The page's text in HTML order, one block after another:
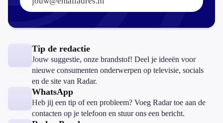
Tip de redactie
Jouw suggestie, onze brandstof! Deel je ideeën voor
nieuwe consumenten onderwerpen op televisie, socials
en de site van Radar.
WhatsApp
Heb jij een tip of een probleem? Voeg Radar toe aan de
contacten op je telefoon en stuur ons een bericht.